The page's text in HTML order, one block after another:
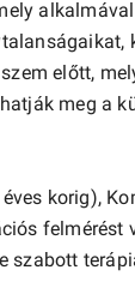
előtt,
meg a
korig),
felmérést
szabott